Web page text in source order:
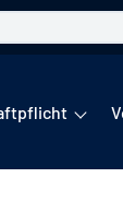
Dieses